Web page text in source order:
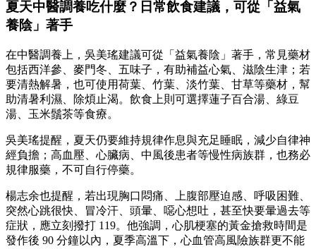
夏天中醫調養吃什麼？日常飲食建議，可從「益氣
養陰」著手
在中醫調養上，吳美瑤建議可從「益氣養陰」著手，常見藥材
包括西洋參、麥門冬、五味子，有助補益心氣、滋陰生津；若
要清熱解暑，也可使用荷葉、竹葉、淡竹葉、甘草等藥材，幫
助清暑利濕、除煩止渴。飲食上則可選擇蓮子百合湯、綠豆
湯、玉米鬚茶等食療。
吳美瑤提醒，夏天仍要維持規律作息與充足睡眠，減少自律神
經負擔；高血壓、心臟病、中風後患者等慢性病族群，也務必
規律服藥，不可自行停藥。
楊志余也提醒，若出現胸口悶痛、上腹部壓迫感、呼吸困難、
突然心跳很快、冒冷汗、頭暈、噁心想吐，甚至快要暈過去等
症狀，應立刻撥打 119。他強調，心肌梗塞的黃金搶救時間是
發作後 90 分鐘以內，夏季高溫下，心血管高風險族群更不能